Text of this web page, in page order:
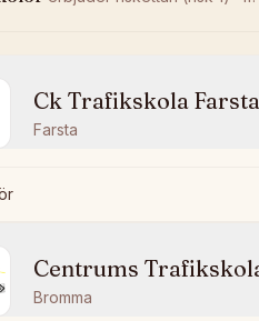
Ck Trafikskola Farsta
Farsta
Centrums
Bromma